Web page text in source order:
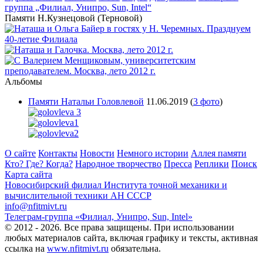
группа „Филиал, Унипро, Sun, Intel“
Памяти Н.Кузнецовой (Терновой)
Альбомы
Памяти Натальи Головлевой 11.06.2019 (3 фото)
О сайте Контакты Новости Немного истории Аллея памяти
Кто? Где? Когда? Народное творчество Пресса Реплики Поиск
Карта сайта
Новосибирский филиал Института точной механики и
вычислительной техники АН СССР
info@nfitmivt.ru
Телеграм-группа «Филиал, Унипро, Sun, Intel»
© 2012 - 2026. Все права защищены. При использовании
любых материалов сайта, включая графику и тексты, активная
ссылка на www.nfitmivt.ru обязательна.